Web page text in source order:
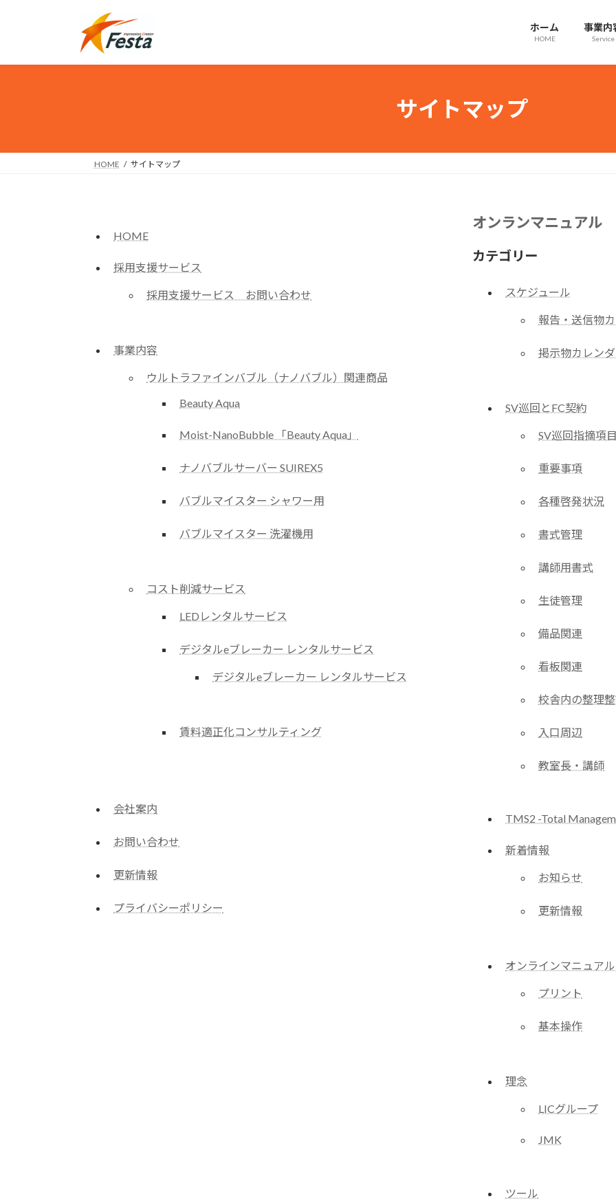
プ
動
ホーム
HOME
事業内
Service
サイトマップ
HOME サイトマップ
HOME
採用支援サービス
採用支援サービス お問い合わせ
事業内容
ウルトラファインバブル（ナノバブル）関連商品
Beauty Aqua
Moist-NanoBubble 「Beauty Aqua」
ナノバブルサーバー SUIREX5
バブルマイスター シャワー用
バブルマイスター 洗濯機用
コスト削減サービス
LEDレンタルサービス
デジタルeブレーカー レンタルサービス
デジタルeブレーカー レンタルサービス
賃料適正化コンサルティング
会社案内
お問い合わせ
更新情報
プライバシーポリシー
オンランマニュアル
カテゴリー
スケジュール
報告・送信物
掲示物カレン
SV巡回とFC契約
SV巡回指摘項
重要事項
各種啓発状況
書式管理
講師用書式
生徒管理
備品関連
看板関連
校舎内の整理
入口周辺
教室長・講師
TMS2 -Total
新着情報
お知らせ
更新情報
オンラインマニュア
プリント
基本操作
理念
LICグループ
JMK
ツール